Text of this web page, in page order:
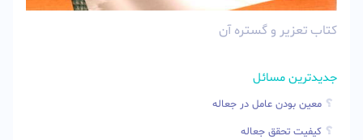
کتاب تعزیر و گستره آن
جدیدترین مسائل
معین بودن عامل در جعاله
کیفیت تحقق جعاله